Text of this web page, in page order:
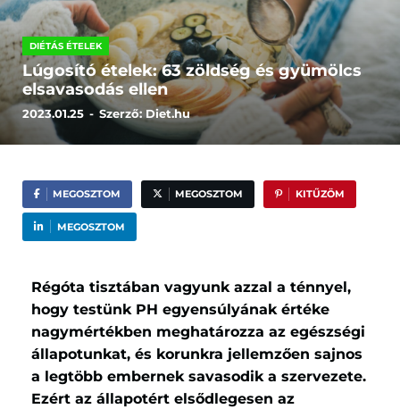
DIÉTÁS ÉTELEK
Lúgosító ételek: 63 zöldség és gyümölcs
elsavasodás ellen
2023.01.25 - Szerző: Diet.hu
MEGOSZTOM MEGOSZTOM KITŰZÖM
MEGOSZTOM
Régóta tisztában vagyunk azzal a ténnyel,
hogy testünk PH egyensúlyának értéke
nagymértékben meghatározza az egészségi
állapotunkat, és korunkra jellemzően sajnos
a legtöbb embernek savasodik a szervezete.
Ezért az állapotért elsődlegesen az